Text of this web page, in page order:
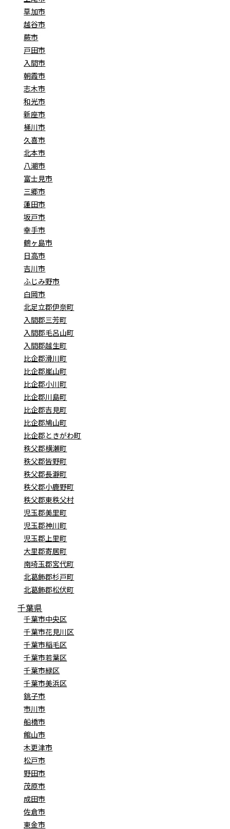
草加市
越谷市
蕨市
戸田市
入間市
朝霞市
志木市
和光市
新座市
桶川市
久喜市
北本市
八潮市
富士見市
三郷市
蓮田市
坂戸市
幸手市
鶴ヶ島市
日高市
吉川市
ふじみ野市
白岡市
北足立郡伊奈町
入間郡三芳町
入間郡毛呂山町
入間郡越生町
比企郡滑川町
比企郡嵐山町
比企郡小川町
比企郡川島町
比企郡吉見町
比企郡鳩山町
比企郡ときがわ町
秩父郡横瀬町
秩父郡皆野町
秩父郡長瀞町
秩父郡小鹿野町
秩父郡東秩父村
児玉郡美里町
児玉郡神川町
児玉郡上里町
大里郡寄居町
南埼玉郡宮代町
北葛飾郡杉戸町
北葛飾郡松伏町
千葉県
千葉市中央区
千葉市花見川区
千葉市稲毛区
千葉市若葉区
千葉市緑区
千葉市美浜区
銚子市
市川市
船橋市
館山市
木更津市
松戸市
野田市
茂原市
成田市
佐倉市
東金市